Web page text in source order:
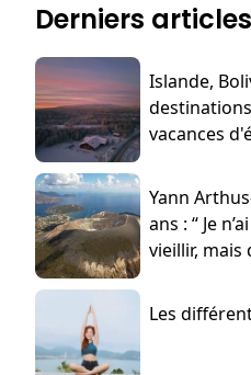
Derniers articles
Islande,
vacances
Yann
ans : “ Je
vieillir,
Les